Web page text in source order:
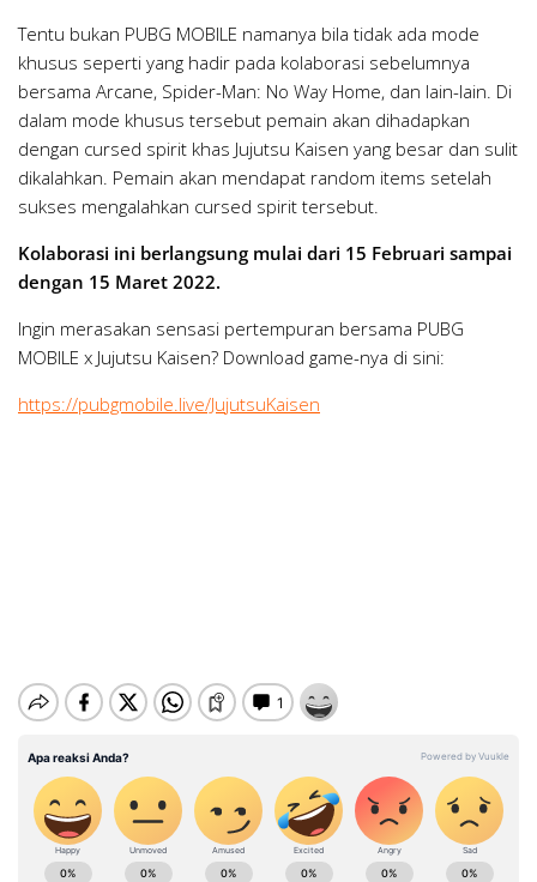
Tentu bukan PUBG MOBILE namanya bila tidak ada mode
khusus seperti yang hadir pada kolaborasi sebelumnya
bersama Arcane, Spider-Man: No Way Home, dan lain-lain. Di
dalam mode khusus tersebut pemain akan dihadapkan
dengan cursed spirit khas Jujutsu Kaisen yang besar dan sulit
dikalahkan. Pemain akan mendapat random items setelah
sukses mengalahkan cursed spirit tersebut.
Kolaborasi ini berlangsung mulai dari 15 Februari sampai
dengan 15 Maret 2022.
Ingin merasakan sensasi pertempuran bersama PUBG
MOBILE x Jujutsu Kaisen? Download game-nya di sini:
https://pubgmobile.live/JujutsuKaisen